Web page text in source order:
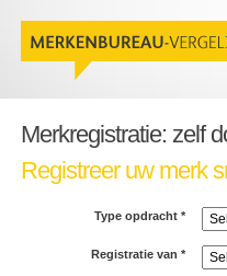
Merkregistratie: zelf
Registreer uw merk
Type opdracht *
Registratie van *